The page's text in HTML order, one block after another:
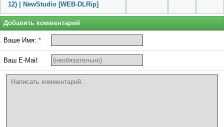
12) | NewStudio [WEB-DLRip]
Добавить комментарий
Ваше Имя: *
Ваш E-Mail: